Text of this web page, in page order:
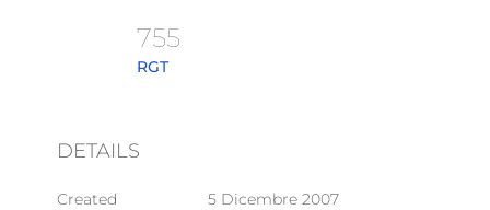
755
RGT
DETAILS
Created
5 Dicembre 2007